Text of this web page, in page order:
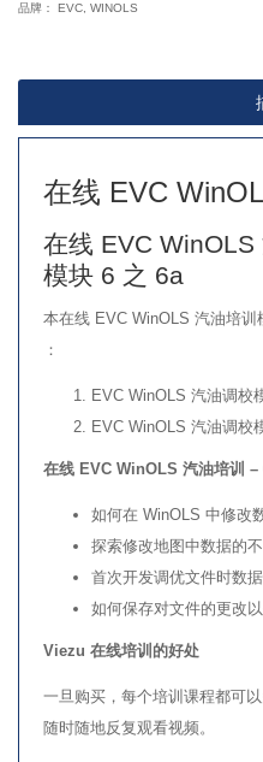
之
数
品牌： EVC, WINOLS
在线 EVC
在线 EVC WinOLS
模块 6 之 6a
本在线 EVC WinOLS 汽油培
：
EVC WinOLS 汽油调校
EVC WinOLS 汽油调校
在线 EVC WinOLS 汽油培训 –
如何在 WinOLS 中修改
探索修改地图中数据的
首次开发调优文件时数
如何保存对文件的更改
Viezu 在线培训的好处
一旦购买，每个培训课程都可
随时随地反复观看视频。